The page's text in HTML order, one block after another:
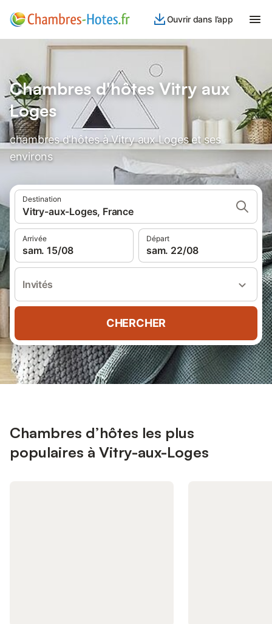
Ouvrir dans l’app
Chambres d'hôtes Vitry aux
Loges
chambres d'hôtes à Vitry aux Loges et ses
environs
Destination
Vitry-aux-Loges, France
Arrivée
sam. 15/08
Départ
sam. 22/08
Invités
CHERCHER
Chambres d’hôtes les plus
populaires à Vitry-aux-Loges